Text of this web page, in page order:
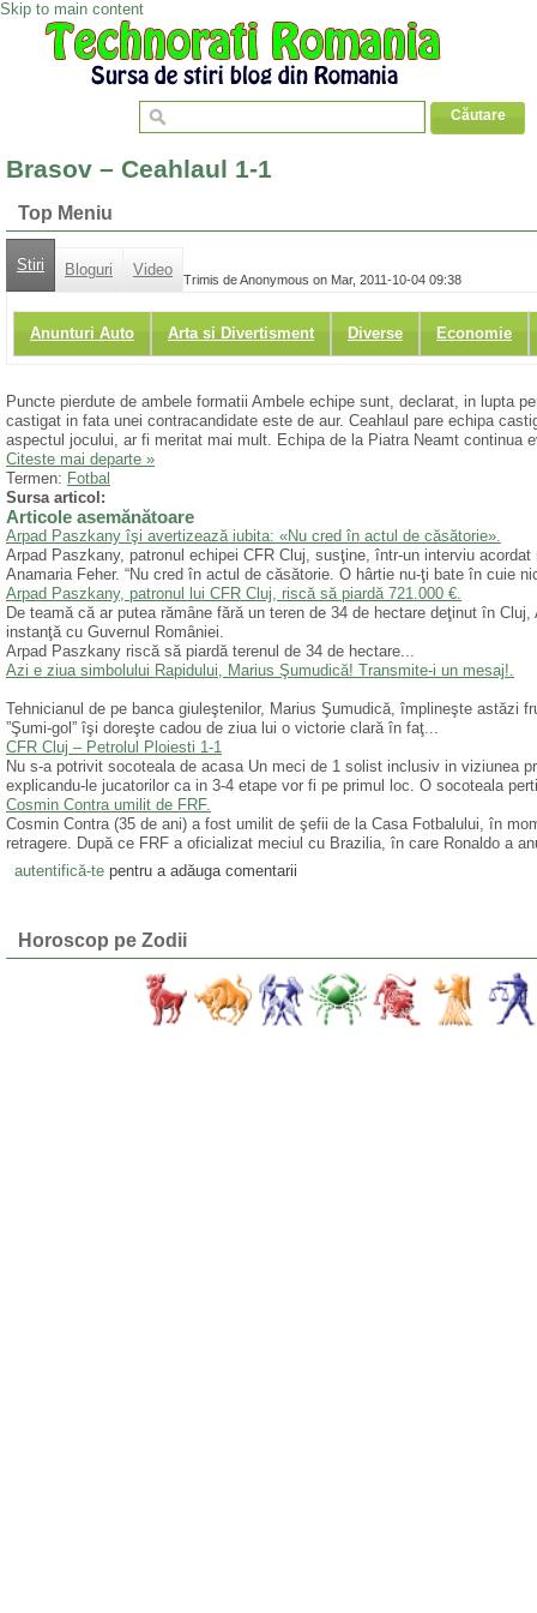
Skip to main content
Brasov – Ceahlaul 1-1
Top Meniu
Stiri Bloguri Video
Anunturi Auto Arta si Divertisment Diverse Economie
Trimis de Anonymous on Mar, 2011-10-04 09:38
Puncte pierdute de ambele formatii Ambele echipe sunt, declarat, in lupta
castigat in fata unei contracandidate este de aur. Ceahlaul pare echipa
aspectul jocului, ar fi meritat mai mult. Echipa de la Piatra Neamt continua
Citeste mai departe »
Termen: Fotbal
Sursa articol:
Articole asemănătoare
Arpad Paszkany îşi avertizează iubita: «Nu cred în actul de căsătorie».
Arpad Paszkany, patronul echipei CFR Cluj, susţine, într-un interviu
Anamaria Feher. “Nu cred în actul de căsătorie. O hârtie nu-ţi bate în cuie
Arpad Paszkany, patronul lui CFR Cluj, riscă să piardă 721.000 €.
De teamă că ar putea rămâne fără un teren de 34 de hectare deţinut în
instanţă cu Guvernul României.
Arpad Paszkany riscă să piardă terenul de 34 de hectare...
Azi e ziua simbolului Rapidului, Marius Şumudică! Transmite-i un mesaj!.
Tehnicianul de pe banca giuleştenilor, Marius Şumudică, împlineşte astăzi
”Şumi-gol” îşi doreşte cadou de ziua lui o victorie clară în faţ...
CFR Cluj – Petrolul Ploiesti 1-1
Nu s-a potrivit socoteala de acasa Un meci de 1 solist inclusiv in viziunea
explicandu-le jucatorilor ca in 3-4 etape vor fi pe primul loc. O socoteala
Cosmin Contra umilit de FRF.
Cosmin Contra (35 de ani) a fost umilit de şefii de la Casa Fotbalului, în
retragere. După ce FRF a oficializat meciul cu Brazilia, în care Ronaldo a
autentifică-tepentru a adăuga comentarii
Horoscop pe Zodii